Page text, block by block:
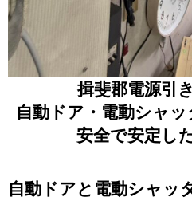
揖斐郡電源引
自動ドア・電動シャ
安全で安定し
自動ドアと電動シャッ